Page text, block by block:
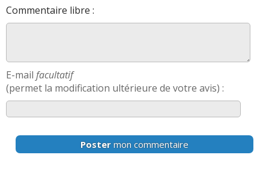
Commentaire libre :
E-mail facultatif
(permet la modification ultérieure de votre avis) :
Poster mon commentaire